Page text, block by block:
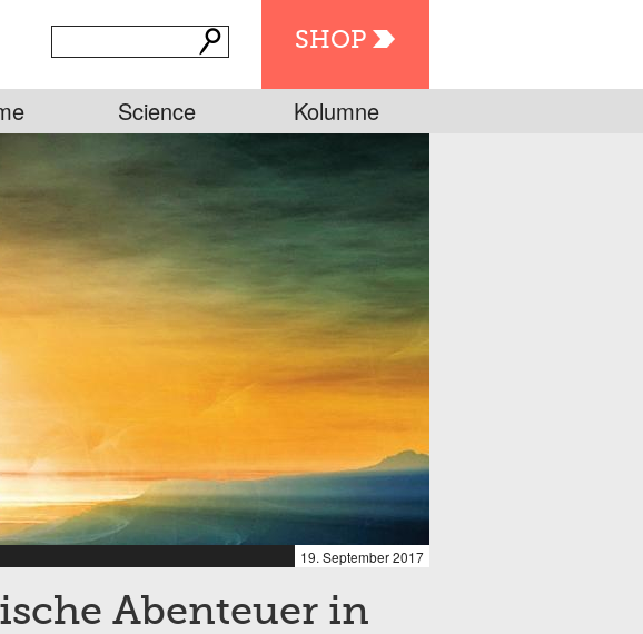
SHOP
Science Kolumne
19. September 2017
Abenteuer in